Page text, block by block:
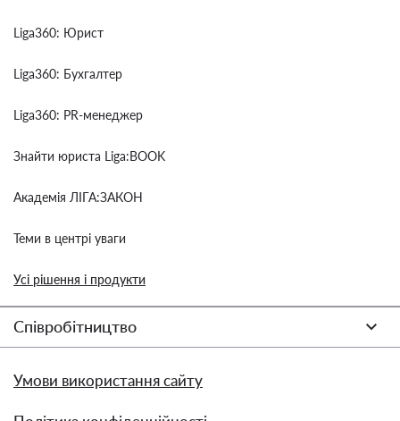
Liga360: Юрист
Liga360: Бухгалтер
Liga360: PR-менеджер
Знайти юриста Liga:BOOK
Академія ЛІГА:ЗАКОН
Теми в центрі уваги
Усі рішення і продукти
Співробітництво
Умови використання сайту